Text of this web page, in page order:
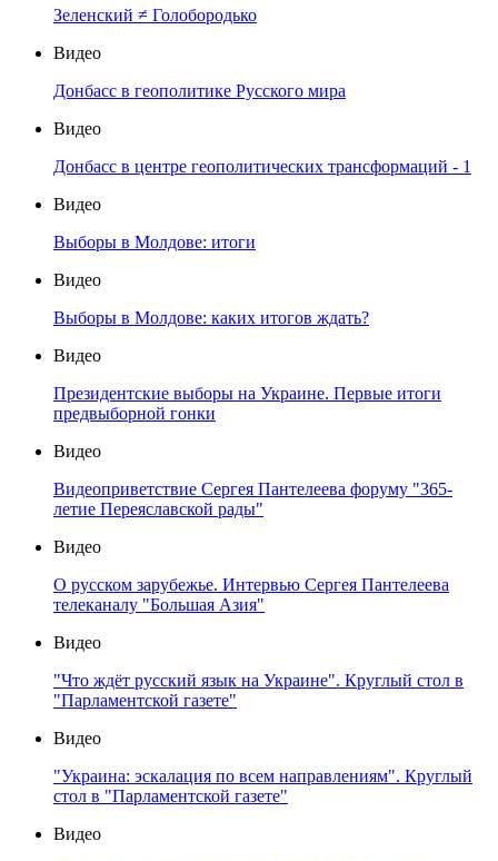
Зеленский ≠ Голобородько
Видео
Донбасс в геополитике Русского мира
Видео
Донбасс в центре геополитических трансформаций - 1
Видео
Выборы в Молдове: итоги
Видео
Выборы в Молдове: каких итогов ждать?
Видео
Президентские выборы на Украине. Первые итоги
предвыборной гонки
Видео
Видеоприветствие Сергея Пантелеева форуму "365-
летие Переяславской рады"
Видео
О русском зарубежье. Интервью Сергея Пантелеева
телеканалу "Большая Азия"
Видео
"Что ждёт русский язык на Украине". Круглый стол в
"Парламентской газете"
Видео
"Украина: эскалация по всем направлениям". Круглый
стол в "Парламентской газете"
Видео